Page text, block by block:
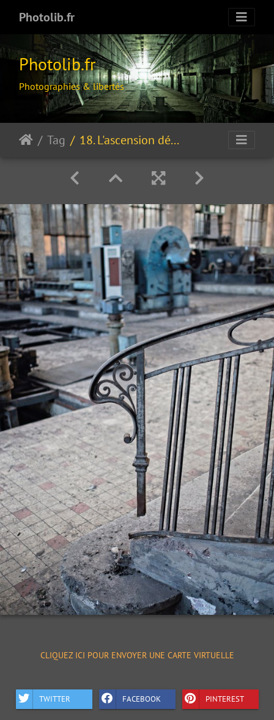
Photolib.fr
Photolib.fr
Photographies & libertés
Tag 18. L'ascension déchue...
CLIQUEZ ICI POUR ENVOYER UNE CARTE VIRTUELLE
TWITTER FACEBOOK PINTEREST